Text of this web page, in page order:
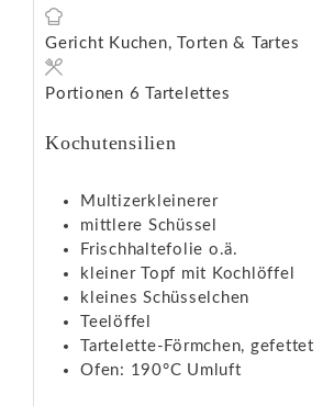
Gericht Kuchen, Torten & Tartes
Portionen 6 Tartelettes
Kochutensilien
Multizerkleinerer
mittlere Schüssel
Frischhaltefolie o.ä.
kleiner Topf mit Kochlöffel
kleines Schüsselchen
Teelöffel
Tartelette-Förmchen, gefettet
Ofen: 190°C Umluft